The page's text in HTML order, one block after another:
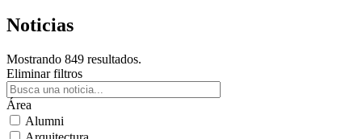
Noticias
Mostrando 849 resultados.
Eliminar filtros
Área
Alumni